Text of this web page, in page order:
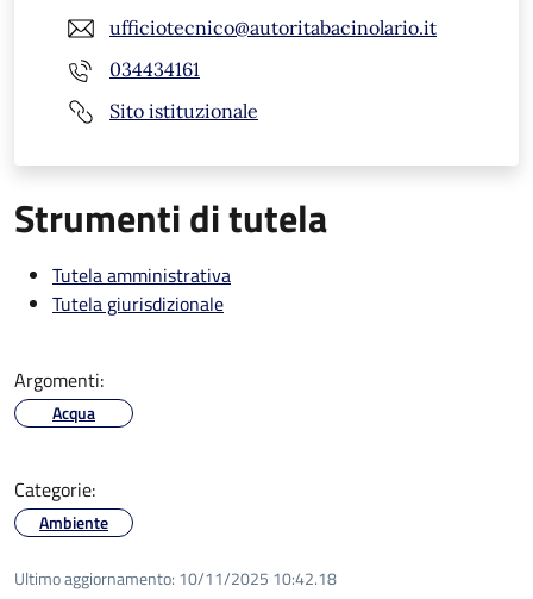
ufficiotecnico@autoritabacinolario.it
034434161
Sito istituzionale
Strumenti di tutela
Tutela amministrativa
Tutela giurisdizionale
Argomenti:
Acqua
Categorie:
Ambiente
Ultimo aggiornamento: 10/11/2025 10:42.18